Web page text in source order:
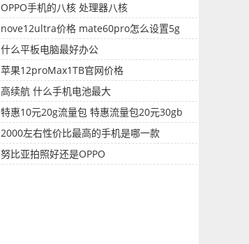
OPPO手机的八核 处理器八核
nove12ultra价格 mate60pro怎么设置5g
什么平板电脑最好办公
苹果12proMax1TB官网价格
高续航 什么手机电池最大
特惠10元20g流量包 特惠流量包20元30gb
2000左右性价比最高的手机是哪一款
努比亚拍照好还是OPPO